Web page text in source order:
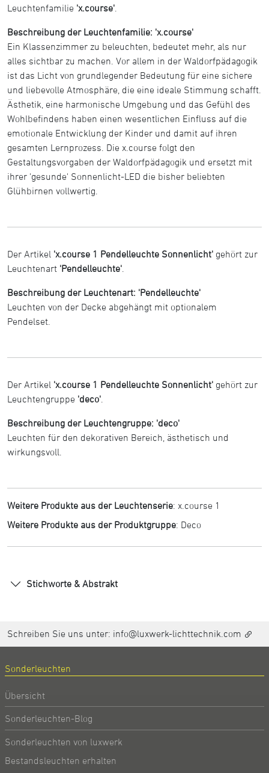
Leuchtenfamilie 'x.course'
Beschreibung der Leuchtenfamilie: 'x.course'
Ein Klassenzimmer zu beleuchten, bedeutet mehr, als nur
alles sichtbar zu machen. Vor allem in der Waldorfpädagogik
ist das Licht von grundlegender Bedeutung für eine sichere
und liebevolle Atmosphäre, die eine ideale Stimmung schafft.
Ästhetik, eine harmonische Umgebung und das Gefühl des
Wohlbefindens haben einen wesentlichen Einfluss auf die
emotionale Entwicklung der Kinder und damit auf ihren
gesamten Lernprozess. Die x.course folgt den
Gestaltungsvorgaben der Waldorfpädagogik und ersetzt mit
ihrer 'gesunde' Sonnenlicht-LED die bisher beliebten
Glühbirnen vollwertig.
Der Artikel 'x.course 1 Pendelleuchte Sonnenlicht' gehört zur
Leuchtenart 'Pendelleuchte'
Beschreibung der Leuchtenart: 'Pendelleuchte'
Leuchten von der Decke abgehängt mit optionalem
Pendelset.
Der Artikel 'x.course 1 Pendelleuchte Sonnenlicht' gehört zur
Leuchtengruppe 'deco'
Beschreibung der Leuchtengruppe: 'deco'
Leuchten für den dekorativen Bereich, ästhetisch und
wirkungsvoll.
Weitere Produkte aus der Leuchtenserie: x.course 1
Weitere Produkte aus der Produktgruppe: Deco
Stichworte & Abstrakt
Schreiben Sie uns unter: info@luxwerk-lichttechnik.com
Sonderleuchten
Übersicht
Sonderleuchten-Blog
Sonderleuchten von luxwerk
Bestandsleuchten erhalten